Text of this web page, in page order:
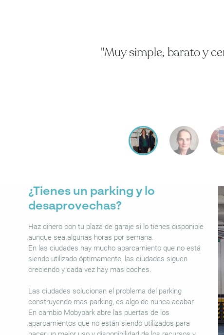
"Muy simple, barato y
¿Tienes un parking y lo
desaprovechas?
Haz dinero con tu plaza de garaje si lo tienes disponible
aunque sea algunas horas por semana.
En las ciudades hay mucho aparcamiento que no está
siendo utilizado óptimamente, las ciudades siguen
creciendo y cada vez hay mas coches.
Las ciudades solucionan el problema del parking
construyendo mas parking, es algo de nunca acabar.
En cambio Mobypark abre las puertas de los
aparcamientos que no están siendo utilizados para